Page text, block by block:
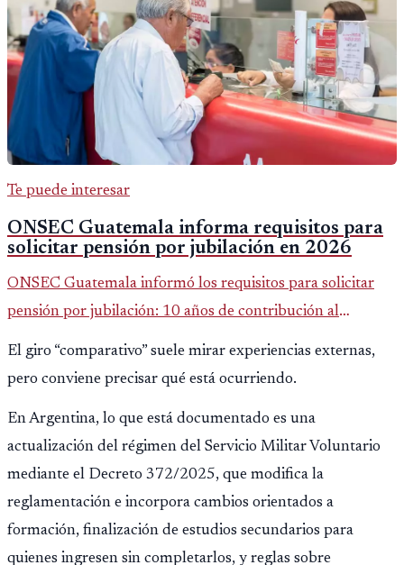
Te puede interesar
ONSEC Guatemala informa requisitos para
solicitar pensión por jubilación en 2026
ONSEC Guatemala informó los requisitos para solicitar
pensión por jubilación: 10 años de contribución al
Montepío y 50 años de edad, o 20 años de servicio sin
importar edad.
El giro “comparativo” suele mirar experiencias externas,
pero conviene precisar qué está ocurriendo.
En Argentina, lo que está documentado es una
actualización del régimen del Servicio Militar Voluntario
mediante el Decreto 372/2025, que modifica la
reglamentación e incorpora cambios orientados a
formación, finalización de estudios secundarios para
quienes ingresen sin completarlos, y reglas sobre